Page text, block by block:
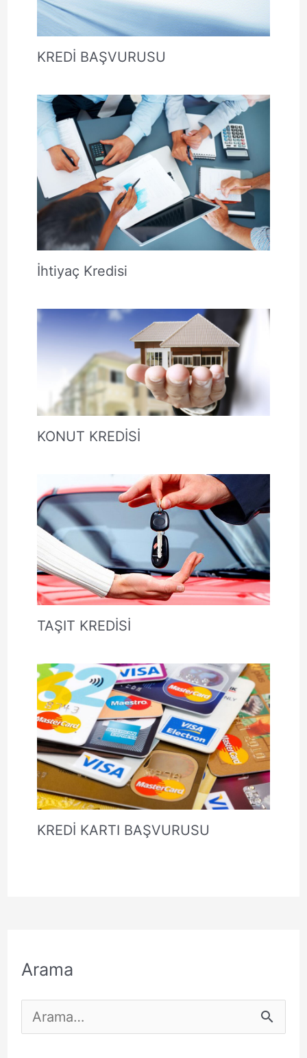
KREDİ BAŞVURUSU
İhtiyaç Kredisi
KONUT KREDİSİ
TAŞIT KREDİSİ
KREDİ KARTI BAŞVURUSU
Arama